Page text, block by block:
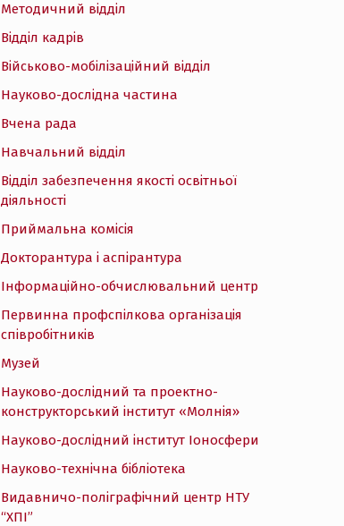
Методичний відділ
Відділ кадрів
Військово-мобілізаційний відділ
Науково-дослідна частина
Вчена рада
Навчальний відділ
Відділ забезпечення якості освітньої
діяльності
Приймальна комісія
Докторантура і аспірантура
Інформаційно-обчислювальний центр
Первинна профспілкова організація
співробітників
Музей
Науково-дослідний та проектно-
конструкторський інститут «Молнія»
Науково-дослідний інститут Іоносфери
Науково-технічна бібліотека
Видавничо-поліграфічний центр НТУ
“ХПІ”